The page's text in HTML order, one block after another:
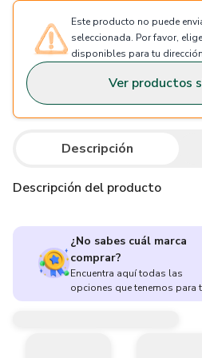
Este producto no puede
seleccionada. Por favor,
disponibles para tu
Ver productos
Descripción
Descripción del producto
¿No sabes cuál marca
comprar?
Encuentra aquí todas las
opciones que tenemos para